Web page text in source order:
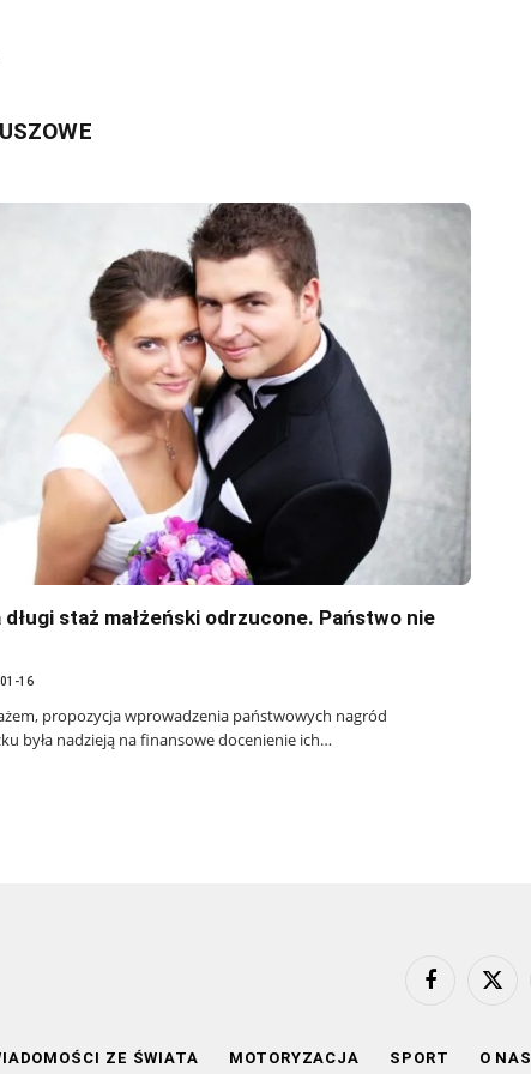
staż małżeński odrzucone. Państwo nie
16
propozycja wprowadzenia państwowych nagród
była nadzieją na finansowe docenienie ich…
FacebookX
ZE ŚWIATA MOTORYZACJA SPORT O NAS